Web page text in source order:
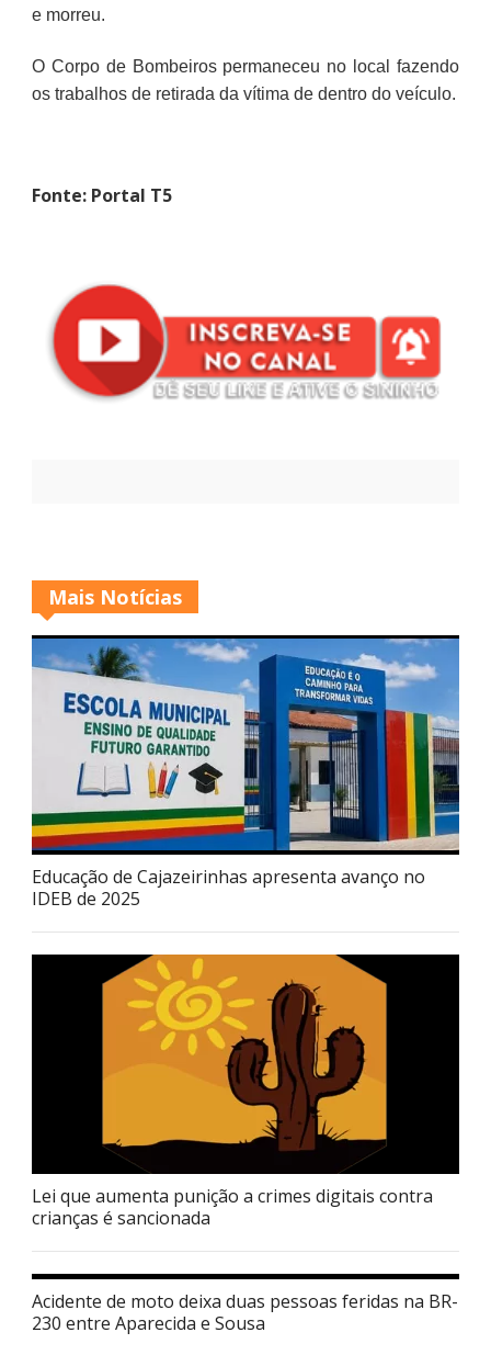
e morreu.
O Corpo de Bombeiros permaneceu no local fazendo
os trabalhos de retirada da vítima de dentro do veículo.
Fonte: Portal T5
Mais Notícias
Educação de Cajazeirinhas apresenta avanço no
IDEB de 2025
Lei que aumenta punição a crimes digitais contra
crianças é sancionada
Acidente de moto deixa duas pessoas feridas na BR-
230 entre Aparecida e Sousa